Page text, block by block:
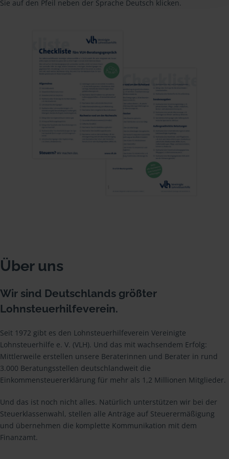
Sie auf den Pfeil neben der Sprache Deutsch klicken.
Über uns
Wir sind Deutschlands größter
Lohnsteuerhilfeverein.
Seit 1972 gibt es den Lohnsteuerhilfeverein Vereinigte
Lohnsteuerhilfe e. V. (VLH). Und das mit wachsendem Erfolg:
Mittlerweile erstellen unsere Beraterinnen und Berater in rund
3.000 Beratungsstellen deutschlandweit die
Einkommensteuererklärung für mehr als 1,2 Millionen Mitglieder.
Und das ist noch nicht alles. Natürlich unterstützen wir bei der
Steuerklassenwahl, stellen alle Anträge auf Steuerermäßigung
und übernehmen die komplette Kommunikation mit dem
Finanzamt.